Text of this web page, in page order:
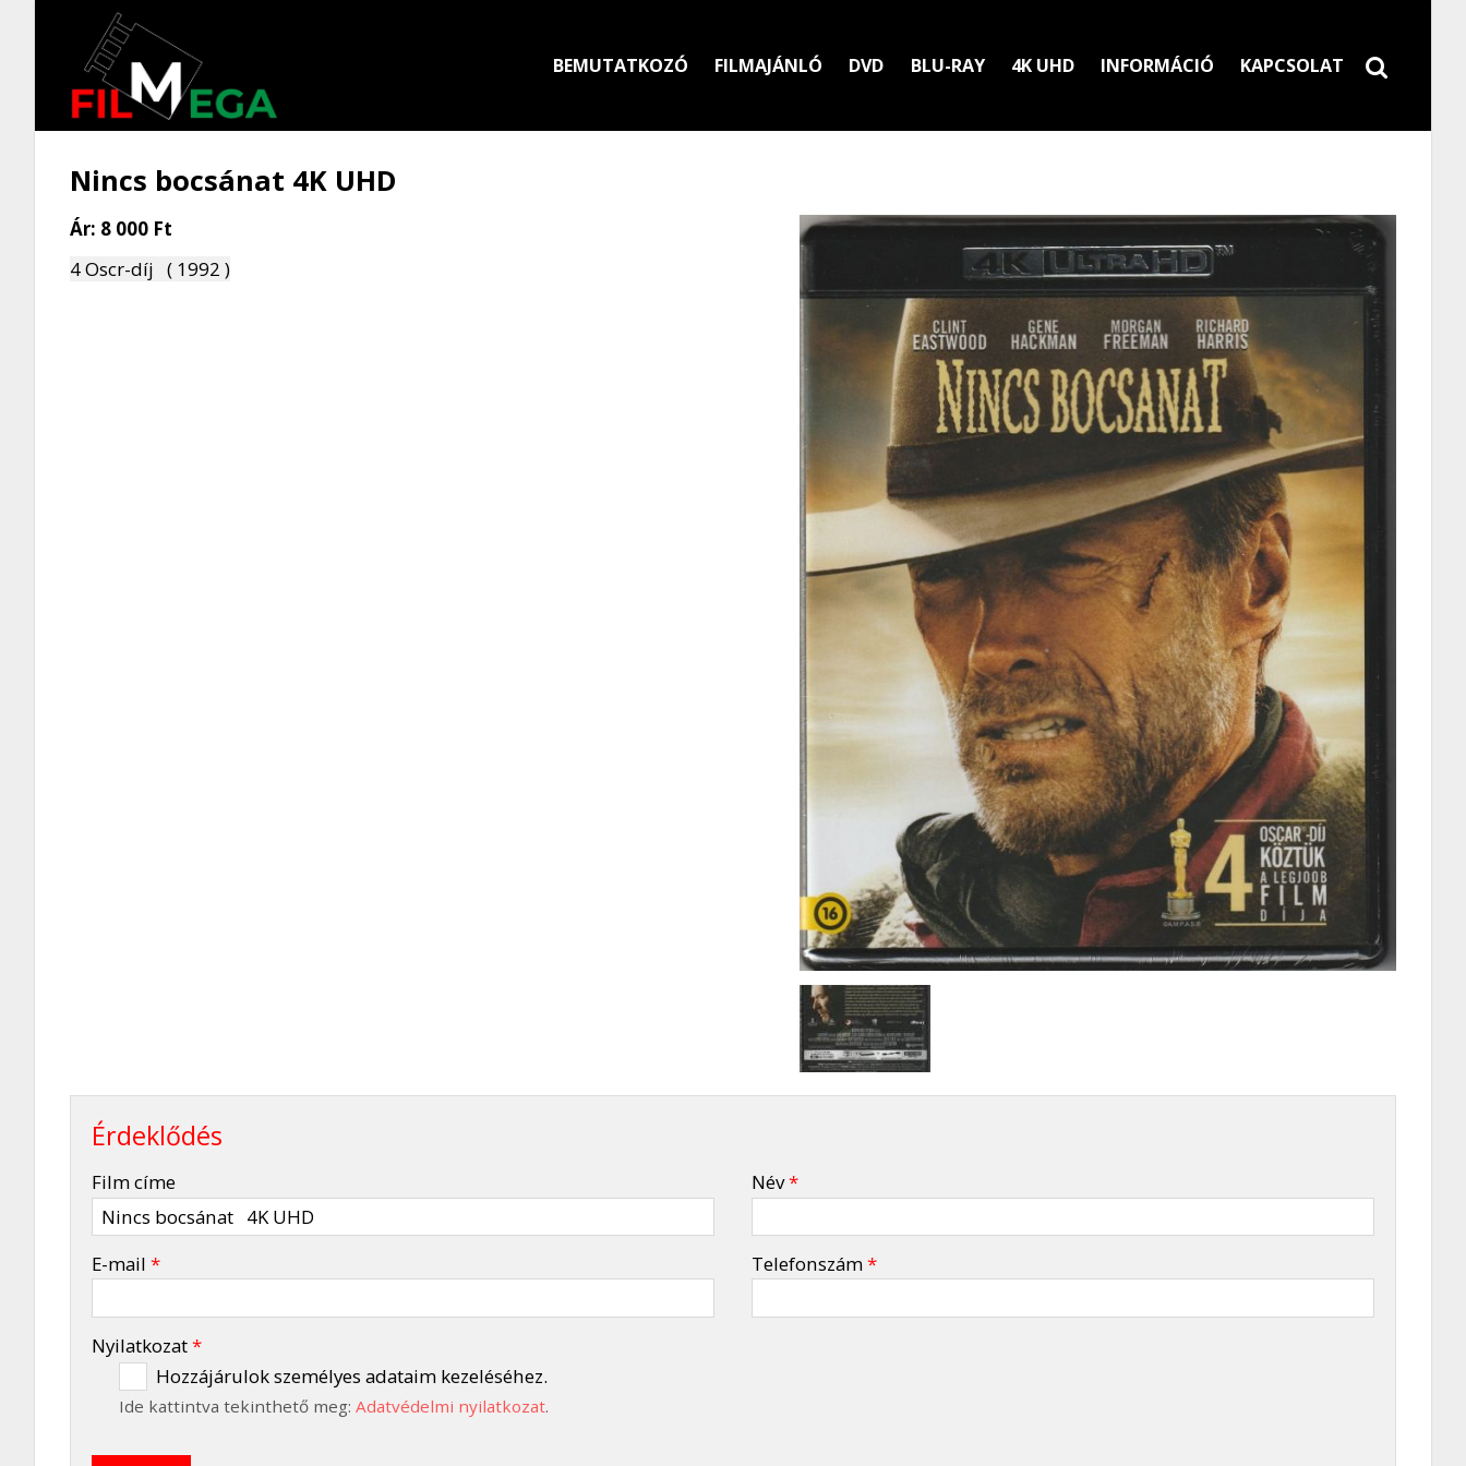
BEMUTATKOZÓ FILMAJÁNLÓ DVD BLU-RAY 4K UHD INFORMÁCIÓ KAPCSOLAT
Nincs bocsánat 4K UHD
Ár: 8 000 Ft
4 Oscr-díj ( 1992 )
Érdeklődés
Film címe Név*
E-mail * Telefonszám*
Nyilatkozat*
Hozzájárulok személyes adataim kezeléséhez.
Ide kattintva tekinthető meg:Adatvédelmi nyilatkozat.